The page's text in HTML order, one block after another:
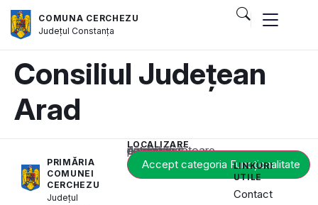
COMUNA CERCHEZU
JudețulConstanța
Consiliul Județean
Arad
PRIMĂRIA
COMUNEI
CERCHEZU
Județul
LOCALIZARE
Acest conținut este blocat până când acceptați categoria corespunzătoare de cookie-uri.
Accept categoria Funcționalitate
LINKURI
UTILE
Contact